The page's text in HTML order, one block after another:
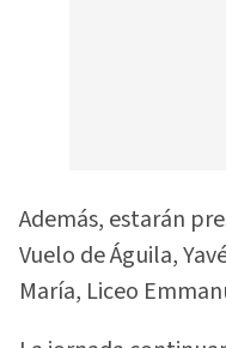
Además, estarán
Vuelo de Águila,
María, Liceo